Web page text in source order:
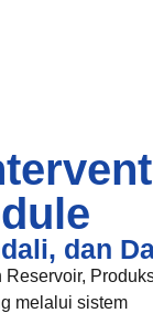
dan
melalui sistem